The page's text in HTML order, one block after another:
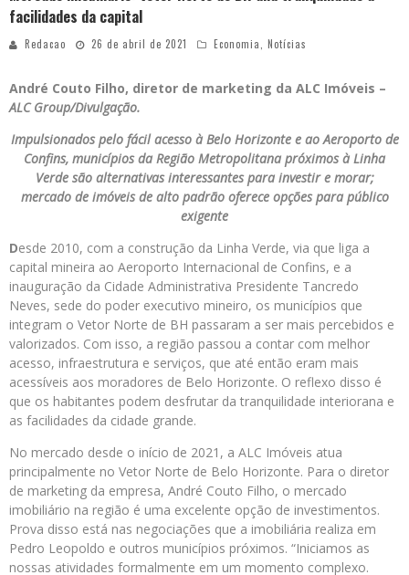
facilidades da capital
Redacao 26 de abril de 2021 Economia, Notícias
André Couto Filho, diretor de marketing da ALC Imóveis –
ALC Group/Divulgação.
Impulsionados pelo fácil acesso à Belo Horizonte e ao Aeroporto de
Confins, municípios da Região Metropolitana próximos à Linha
Verde são alternativas interessantes para investir e morar;
mercado de imóveis de alto padrão oferece opções para público
exigente
Desde 2010, com a construção da Linha Verde, via que liga a
capital mineira ao Aeroporto Internacional de Confins, e a
inauguração da Cidade Administrativa Presidente Tancredo
Neves, sede do poder executivo mineiro, os municípios que
integram o Vetor Norte de BH passaram a ser mais percebidos e
valorizados. Com isso, a região passou a contar com melhor
acesso, infraestrutura e serviços, que até então eram mais
acessíveis aos moradores de Belo Horizonte. O reflexo disso é
que os habitantes podem desfrutar da tranquilidade interiorana e
as facilidades da cidade grande.
No mercado desde o início de 2021, a ALC Imóveis atua
principalmente no Vetor Norte de Belo Horizonte. Para o diretor
de marketing da empresa, André Couto Filho, o mercado
imobiliário na região é uma excelente opção de investimentos.
Prova disso está nas negociações que a imobiliária realiza em
Pedro Leopoldo e outros municípios próximos. “Iniciamos as
nossas atividades formalmente em um momento complexo.